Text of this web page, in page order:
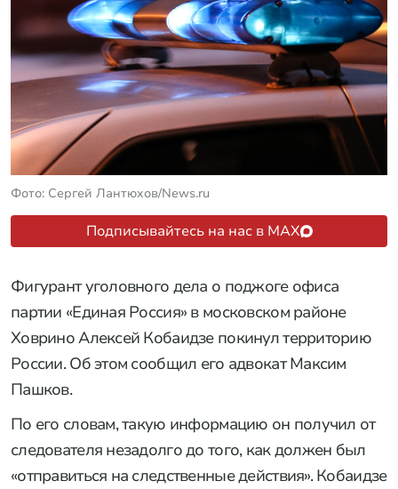
Фото: Сергей Лантюхов/News.ru
Подписывайтесь на нас в MAX
Фигурант уголовного дела о поджоге офиса
партии «Единая Россия» в московском районе
Ховрино Алексей Кобаидзе покинул территорию
России. Об этом сообщил его адвокат Максим
Пашков.
По его словам, такую информацию он получил от
следователя незадолго до того, как должен был
«отправиться на следственные действия». Кобаидзе